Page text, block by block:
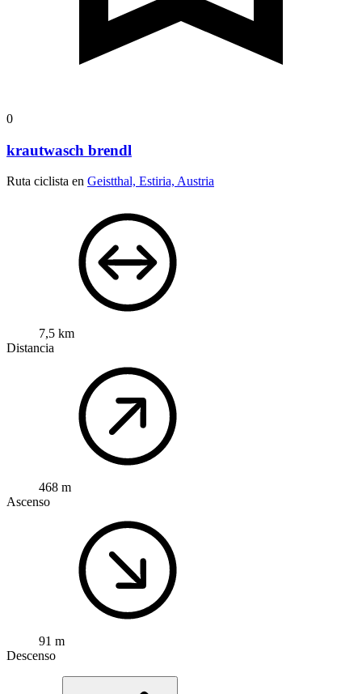
0
krautwasch brendl
Ruta ciclista en Geistthal, Estiria, Austria
7,5 km
Distancia
468 m
Ascenso
91 m
Descenso